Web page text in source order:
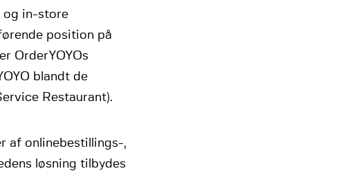
og in-store
position på
OrderYOYOs
blandt de
Restaurant).
af onlinebestillings-,
løsning tilbydes